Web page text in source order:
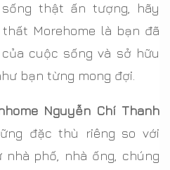
thật ấn tượng, hãy
Morehome là bạn đã
cuộc sống và sở hữu
bạn từng mong đợi.
Nguyễn Chí Thanh
đặc thù riêng so với
nhà phố, nhà ống, chúng